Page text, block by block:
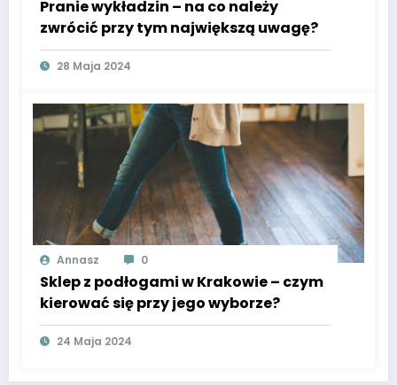
Pranie wykładzin – na co należy
zwrócić przy tym największą uwagę?
28 Maja 2024
Annasz 0
Sklep z podłogami w Krakowie – czym
kierować się przy jego wyborze?
24 Maja 2024